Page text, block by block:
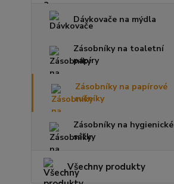
Dávkovače na mýdla
Zásobníky na toaletní
papíry
Zásobníky na papírové
ručníky
Zásobníky na hygienické
sáčky
Všechny produkty